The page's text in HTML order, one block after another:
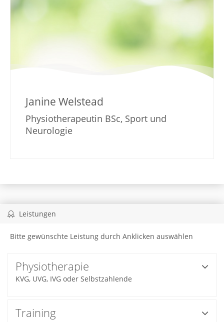
Janine Welstead
Physiotherapeutin BSc, Sport und
Neurologie
Leistungen
Bitte gewünschte Leistung durch Anklicken auswählen
Physiotherapie
KVG, UVG, IVG oder Selbstzahlende
Training